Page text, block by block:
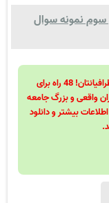
سوم نمونه سوال
48 قانون قدرت! 48 فرمول برای تسلط کامل بر اطرافیانتان! 48 راه برای
48 قانون که رهبران واقعی و بزرگ جامعه
بیشتر و دانلود